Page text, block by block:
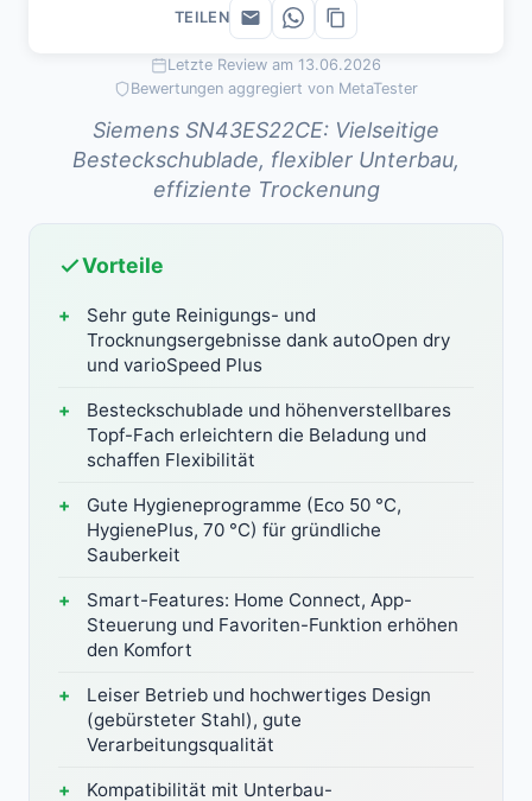
Letzte Review am 13.06.2026
Bewertungen aggregiert von MetaTester
Siemens SN43ES22CE: Vielseitige
Besteckschublade, flexibler Unterbau,
effiziente Trockenung
Vorteile
Sehr gute Reinigungs- und
Trocknungsergebnisse dank autoOpen dry
und varioSpeed Plus
Besteckschublade und höhenverstellbares
Topf-Fach erleichtern die Beladung und
schaffen Flexibilität
Gute Hygieneprogramme (Eco 50 °C,
HygienePlus, 70 °C) für gründliche
Sauberkeit
Smart-Features: Home Connect, App-
Steuerung und Favoriten-Funktion erhöhen
den Komfort
Leiser Betrieb und hochwertiges Design
(gebürsteter Stahl), gute
Verarbeitungsqualität
Kompatibilität mit Unterbau-
TEILEN